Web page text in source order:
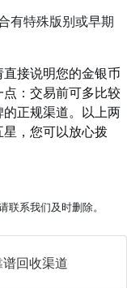
合有特殊版别或早期
接说明您的金银币
：交易前可多比较
正规渠道。以上两
，您可以放心拨
联系我们及时删除。
回收渠道